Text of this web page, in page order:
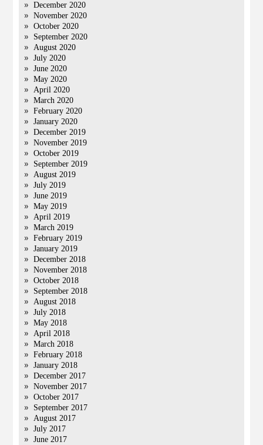
December 2020
November 2020
October 2020
September 2020
August 2020
July 2020
June 2020
May 2020
April 2020
March 2020
February 2020
January 2020
December 2019
November 2019
October 2019
September 2019
August 2019
July 2019
June 2019
May 2019
April 2019
March 2019
February 2019
January 2019
December 2018
November 2018
October 2018
September 2018
August 2018
July 2018
May 2018
April 2018
March 2018
February 2018
January 2018
December 2017
November 2017
October 2017
September 2017
August 2017
July 2017
June 2017